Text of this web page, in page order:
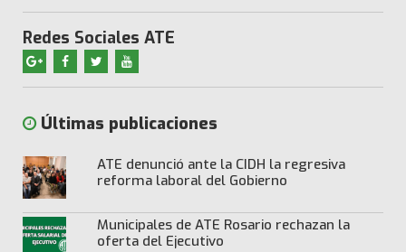
Redes Sociales ATE
Últimas publicaciones
ATE denunció ante la CIDH la regresiva
reforma laboral del Gobierno
Municipales de ATE Rosario rechazan la
oferta del Ejecutivo